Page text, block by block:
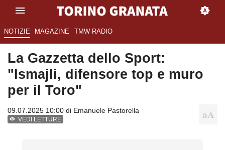
NOTIZIE MAGAZINE TMW RADIO
La Gazzetta dello Sport:
"Ismajli, difensore top e muro
per il Toro"
09.07.2025 10:00 di Emanuele Pastorella
VEDI LETTURE